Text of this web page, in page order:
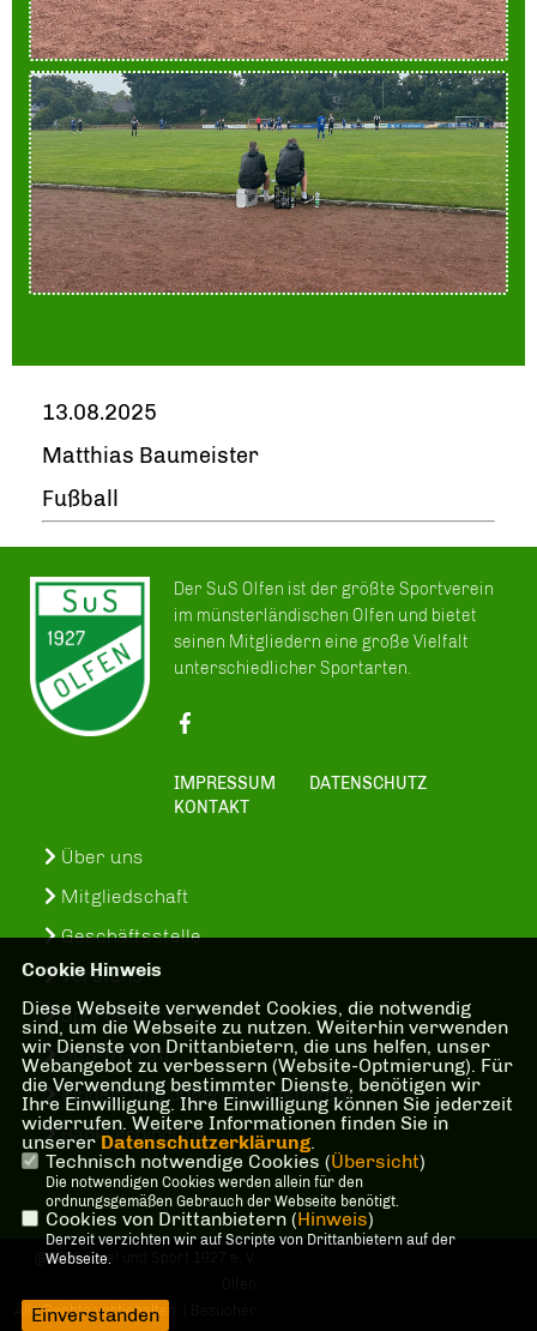
13.08.2025
Matthias Baumeister
Fußball
Der SuS Olfen ist der größte Sportverein
im münsterländischen Olfen und bietet
seinen Mitgliedern eine große Vielfalt
unterschiedlicher Sportarten.
IMPRESSUM
DATENSCHUTZ
KONTAKT
Über uns
Mitgliedschaft
Geschäftsstelle
Vorstand
Sportabzeichen
SuS-In-Treff
Kinder- und Jugenschutzkonzept
Bankverbindung
@2026 Spiel und Sport 1927 e. V.
Alle Rechte vorbehalten. | Besucher
Cookie Hinweis
Diese Webseite verwendet Cookies, die notwendig
sind, um die Webseite zu nutzen. Weiterhin verwenden
wir Dienste von Drittanbietern, die uns helfen, unser
Webangebot zu verbessern (Website-Optmierung). Für
die Verwendung bestimmter Dienste, benötigen wir
Ihre Einwilligung. Ihre Einwilligung können Sie jederzeit
widerrufen. Weitere Informationen finden Sie in
unserer Datenschutzerklärung.
Technisch notwendige Cookies (Übersicht)
Die notwendigen Cookies werden allein für den
ordnungsgemäßen Gebrauch der Webseite benötigt.
Cookies von Drittanbietern (Hinweis)
Derzeit verzichten wir auf Scripte von Drittanbietern auf der
Webseite.
Einverstanden